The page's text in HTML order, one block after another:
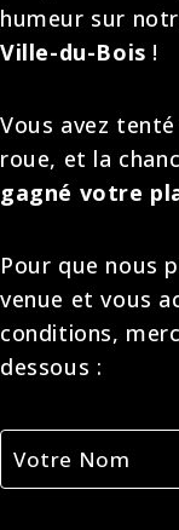
humeur sur
Ville-du-Bois !
Vous avez
roue, et la
gagné votre
Pour que nous
venue et vous
conditions,
dessous :